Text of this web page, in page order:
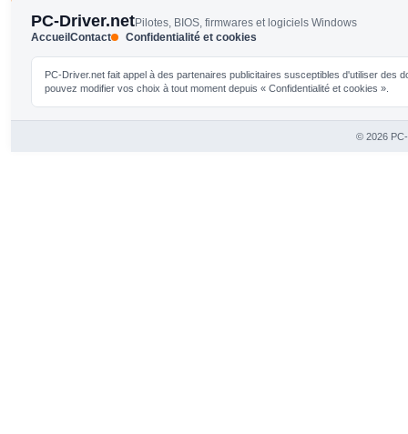
PC-Driver.netPilotes, BIOS, firmwares et logiciels Windows
AccueilContact Confidentialité et cookies
PC-Driver.net fait appel à des partenaires publicitaires susceptibles d'utiliser
pouvez modifier vos choix à tout moment depuis « Confidentialité et cookies ».
© 2026